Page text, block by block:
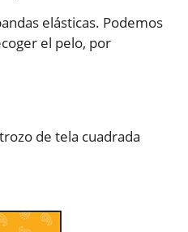
elásticas. Podemos
el pelo, por
de tela cuadrada